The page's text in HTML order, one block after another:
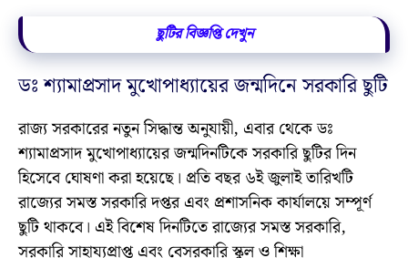
ছুটির বিজ্ঞপ্তি দেখুন
ডঃ শ্যামাপ্রসাদ মুখোপাধ্যায়ের জন্মদিনে সরকারি ছুটি
রাজ্য সরকারের নতুন সিদ্ধান্ত অনুযায়ী, এবার থেকে ডঃ
শ্যামাপ্রসাদ মুখোপাধ্যায়ের জন্মদিনটিকে সরকারি ছুটির দিন
হিসেবে ঘোষণা করা হয়েছে। প্রতি বছর ৬ই জুলাই তারিখটি
রাজ্যের সমস্ত সরকারি দপ্তর এবং প্রশাসনিক কার্যালয়ে সম্পূর্ণ
ছুটি থাকবে। এই বিশেষ দিনটিতে রাজ্যের সমস্ত সরকারি,
সরকারি সাহায্যপ্রাপ্ত এবং বেসরকারি স্কুল ও শিক্ষা